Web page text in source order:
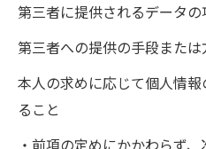
第三者に提供されるデータの
第三者への提供の手段または
本人の求めに応じて個人情
ること
・前項の定めにかかわらず